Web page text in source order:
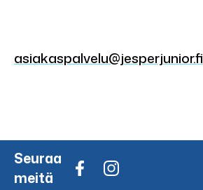
asiakaspalvelu@jesperjunior.fi
Seuraa
meitä